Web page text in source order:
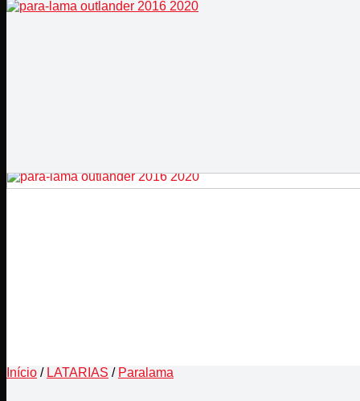
Início / LATARIAS / Paralama